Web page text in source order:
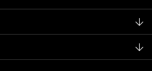
accommodaties